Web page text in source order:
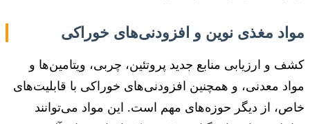
مواد مغذی نوین و افزودنی‌های خوراکی
کشف و ارزیابی منابع جدید پروتئین، چربی، ویتامین‌ها و
مواد معدنی، و همچنین افزودنی‌های خوراکی با قابلیت‌های
خاص، از دیگر حوزه‌های مهم است. این مواد می‌توانند